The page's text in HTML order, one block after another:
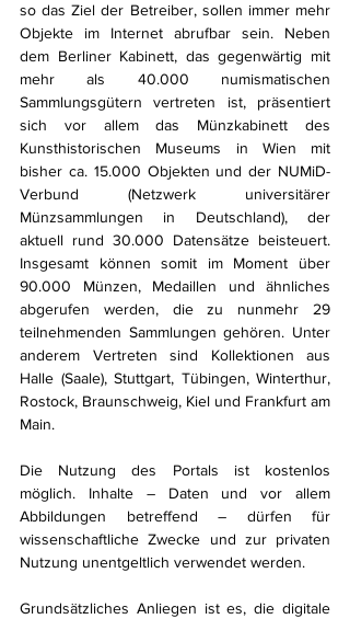
so das Ziel der Betreiber, sollen immer mehr
Objekte im Internet abrufbar sein. Neben
dem Berliner Kabinett, das gegenwärtig mit
mehr als 40.000 numismatischen
Sammlungsgütern vertreten ist, präsentiert
sich vor allem das Münzkabinett des
Kunsthistorischen Museums in Wien mit
bisher ca. 15.000 Objekten und der NUMiD-
Verbund (Netzwerk universitärer
Münzsammlungen in Deutschland), der
aktuell rund 30.000 Datensätze beisteuert.
Insgesamt können somit im Moment über
90.000 Münzen, Medaillen und ähnliches
abgerufen werden, die zu nunmehr 29
teilnehmenden Sammlungen gehören. Unter
anderem Vertreten sind Kollektionen aus
Halle (Saale), Stuttgart, Tübingen, Winterthur,
Rostock, Braunschweig, Kiel und Frankfurt am
Main.
Die Nutzung des Portals ist kostenlos
möglich. Inhalte – Daten und vor allem
Abbildungen betreffend – dürfen für
wissenschaftliche Zwecke und zur privaten
Nutzung unentgeltlich verwendet werden.
Grundsätzliches Anliegen ist es, die digitale